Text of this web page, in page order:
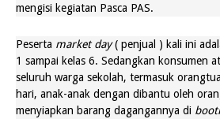
mengisi kegiatan Pasca PAS.
Peserta market day( penjual ) kali ini
1 sampai kelas 6. Sedangkan konsumen
seluruh warga sekolah, termasuk
hari, anak-anak dengan dibantu oleh
menyiapkan barang dagangannya di